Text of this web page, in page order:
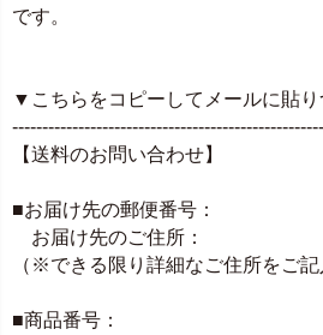
です。
▼こちらをコピーしてメールに貼
【送料のお問い合わせ】
■お届け先の郵便番号：
お届け先のご住所：
（※できる限り詳細なご住所をご記
■商品番号：